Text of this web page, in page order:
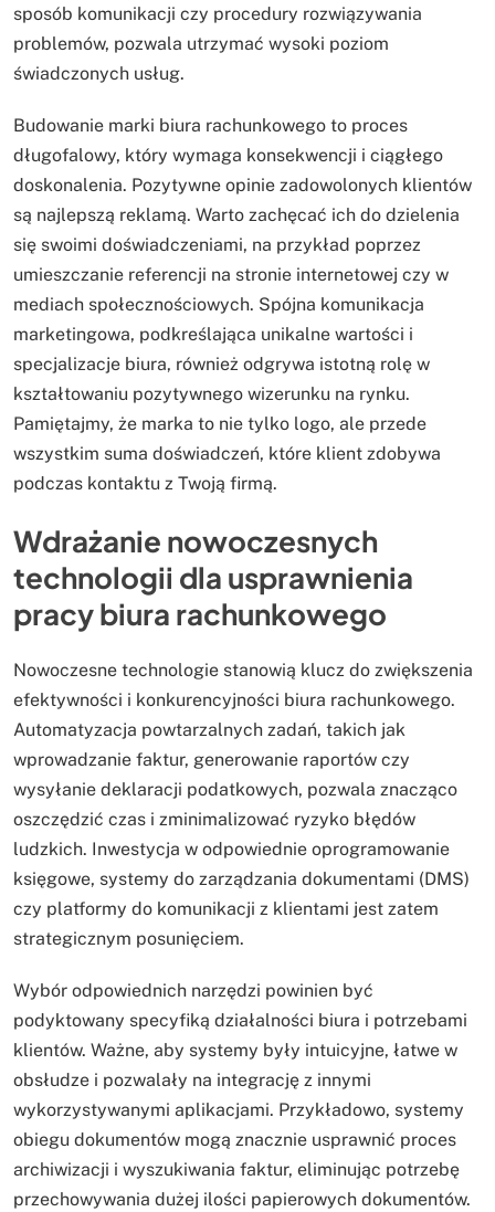
sposób komunikacji czy procedury rozwiązywania
problemów, pozwala utrzymać wysoki poziom
świadczonych usług.
Budowanie marki biura rachunkowego to proces
długofalowy, który wymaga konsekwencji i ciągłego
doskonalenia. Pozytywne opinie zadowolonych klientów
są najlepszą reklamą. Warto zachęcać ich do dzielenia
się swoimi doświadczeniami, na przykład poprzez
umieszczanie referencji na stronie internetowej czy w
mediach społecznościowych. Spójna komunikacja
marketingowa, podkreślająca unikalne wartości i
specjalizacje biura, również odgrywa istotną rolę w
kształtowaniu pozytywnego wizerunku na rynku.
Pamiętajmy, że marka to nie tylko logo, ale przede
wszystkim suma doświadczeń, które klient zdobywa
podczas kontaktu z Twoją firmą.
Wdrażanie nowoczesnych
technologii dla usprawnienia
pracy biura rachunkowego
Nowoczesne technologie stanowią klucz do zwiększenia
efektywności i konkurencyjności biura rachunkowego.
Automatyzacja powtarzalnych zadań, takich jak
wprowadzanie faktur, generowanie raportów czy
wysyłanie deklaracji podatkowych, pozwala znacząco
oszczędzić czas i zminimalizować ryzyko błędów
ludzkich. Inwestycja w odpowiednie oprogramowanie
księgowe, systemy do zarządzania dokumentami (DMS)
czy platformy do komunikacji z klientami jest zatem
strategicznym posunięciem.
Wybór odpowiednich narzędzi powinien być
podyktowany specyfiką działalności biura i potrzebami
klientów. Ważne, aby systemy były intuicyjne, łatwe w
obsłudze i pozwalały na integrację z innymi
wykorzystywanymi aplikacjami. Przykładowo, systemy
obiegu dokumentów mogą znacznie usprawnić proces
archiwizacji i wyszukiwania faktur, eliminując potrzebę
przechowywania dużej ilości papierowych dokumentów.